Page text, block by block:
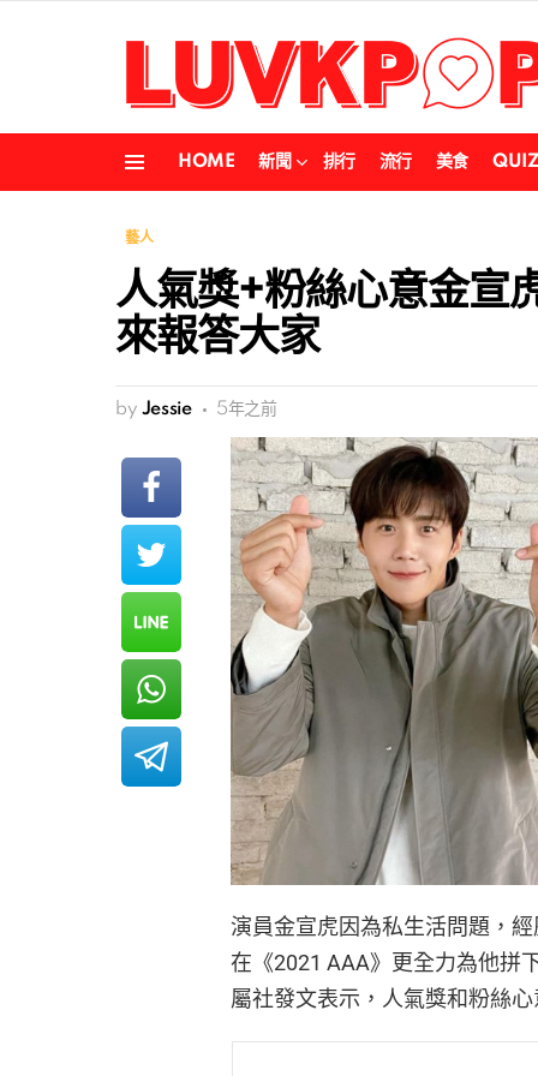
HOME 新聞 排行 流行 美食
藝人
人氣獎+粉絲心意金宣
來報答大家
by Jessie 5年之前
演員金宣虎因為私生活問題，
在《2021 AAA》更全力為他拼
屬社發文表示，人氣獎和粉絲